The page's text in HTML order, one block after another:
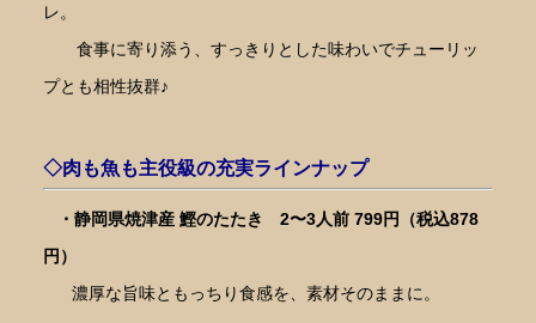
レ。
食事に寄り添う、すっきりとした味わいでチューリッ
プとも相性抜群♪
◇肉も魚も主役級の充実ラインナップ
・ 静岡県焼津産 鰹のたたき 2〜3人前 799円（税込878
円）
濃厚な旨味ともっちり食感を、素材そのままに。